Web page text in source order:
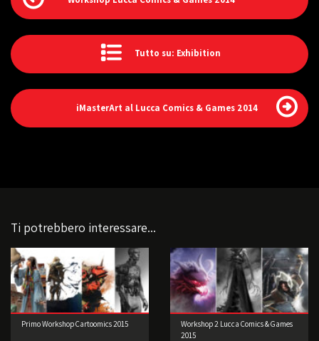
Tutto su: Exhibition
iMasterArt al Lucca Comics & Games 2014
Ti potrebbero interessare...
Primo Workshop Cartoomics 2015
Workshop 2 Lucca Comics & Games
2015